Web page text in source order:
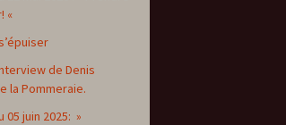
«
de Denis
la Pommeraie.
05 juin 2025: »